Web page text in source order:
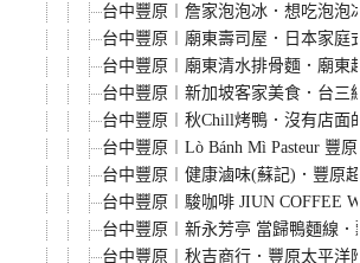
台中豐原︱詹家泡泡冰．想吃泡泡
台中豐原︱廟東壽司屋．日本家庭
台中豐原︱廟東清水排骨麵．廟東
台中豐原︱新加坡客家美食．台三
台中豐原︱秋Chill烤鴨．沒有店面
台中豐原︱Lò Bánh Mì Pasteur 豐
台中豐原︱健康滷味(蘇記)．豐原
台中豐原︱駿咖啡 JIUN COFFEE
台中豐原︱新永芳亭 當歸鴨麵線
台中豐原︱秋吉商行．豐原太平洋